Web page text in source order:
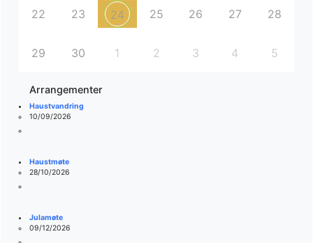
22 23 24 25 26 27 28
29 30 1 2 3 4 5
Arrangementer
Haustvandring
10/09/2026
Haustmøte
28/10/2026
Julamøte
09/12/2026